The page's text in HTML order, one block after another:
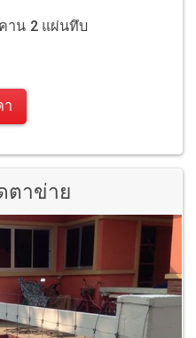
าน 2 แผ่นทึบ
า
ตาข่าย